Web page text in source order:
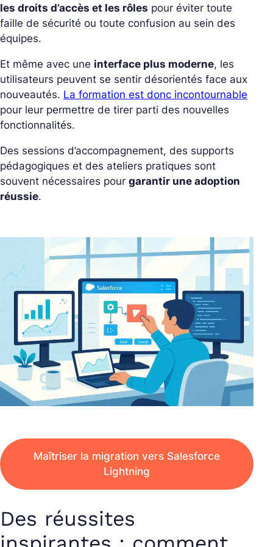
les droits d’accès et les rôles pour éviter toute
faille de sécurité ou toute confusion au sein des
équipes.
Et même avec une interface plus moderne, les
utilisateurs peuvent se sentir désorientés face aux
nouveautés. La formation est donc incontournable
pour leur permettre de tirer parti des nouvelles
fonctionnalités.
Des sessions d’accompagnement, des supports
pédagogiques et des ateliers pratiques sont
souvent nécessaires pour garantir une adoption
réussie.
Maîtriser la migration vers Salesforce
Lightning
Des réussites